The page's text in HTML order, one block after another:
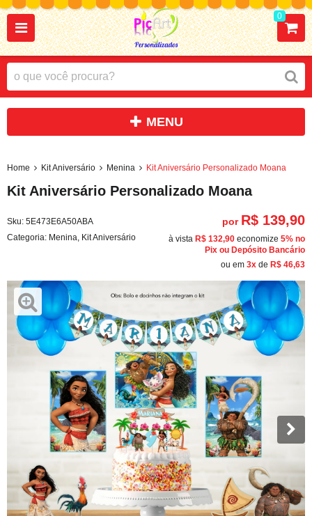
0
Home Kit Aniversário Menina Kit Aniversário Personalizado Moana
Kit Aniversário Personalizado Moana
Sku: 5E473E6A50ABA
Categoria: Menina Kit Aniversário
por R$ 139,90
à vista R$ 132,90 economize 5% no
Pix ou Depósito Bancário
ou em 3x de R$ 46,63